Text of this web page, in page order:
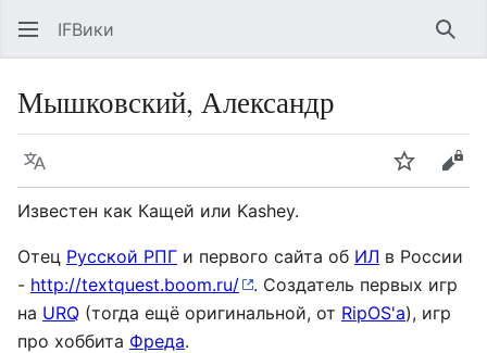
IFВики
Мышковский, Александр
Язык Следить
Известен как Кащей или Kashey.
Отец Русской РПГ и первого сайта об ИЛ в России
- http://textquest.boom.ru/
. Создатель первых игр
на URQ (тогда ещё оригинальной, от RipOS'а), игр
про хоббита Фреда.